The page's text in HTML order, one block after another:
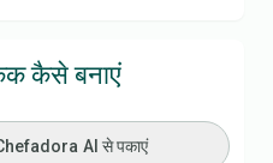
कैसे बनाएं
AI से पकाएं